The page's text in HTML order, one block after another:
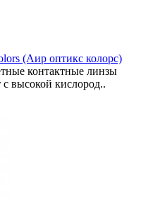
(Аир оптикс колорс)
контактные линзы
высокой кислород..